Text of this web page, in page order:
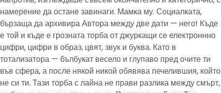
намерение да остане завинаги. Мамка му. Социалката,
бързаща да архивира Автора между две дати — него! Къде
е той и къде е грозната торба от джуркащи се електроннно
цифри, цифри в образ, цвят, звук и буква. Като в
тотализатора — бълбукат весело и глупаво пред очите ти
във сфера, а после някой никой обявява печелившия, който
не си ти. Тази торба с лайна не прави разлика между смърт,